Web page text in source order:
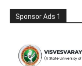
Sponsor Ads 1